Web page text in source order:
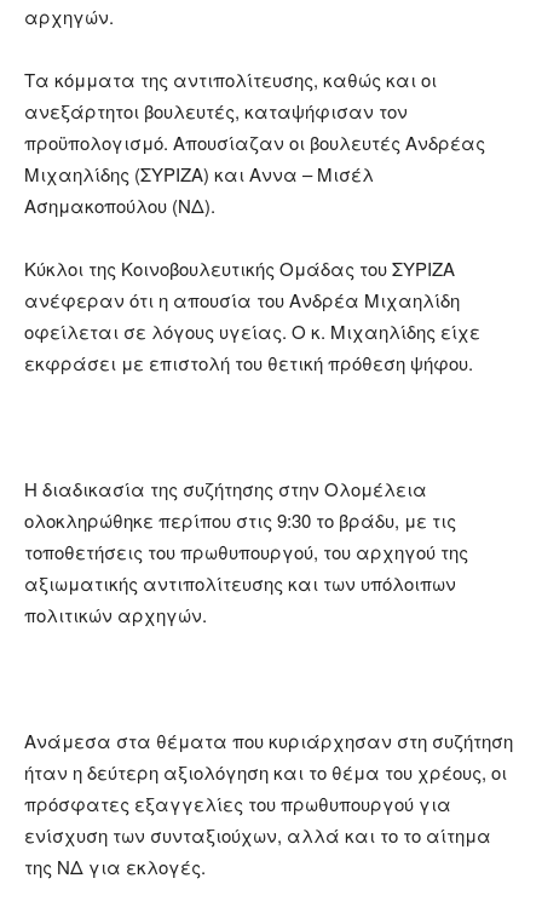
αρχηγών.
Τα κόμματα της αντιπολίτευσης, καθώς και οι
ανεξάρτητοι βουλευτές, καταψήφισαν τον
προϋπολογισμό. Απουσίαζαν οι βουλευτές Ανδρέας
Μιχαηλίδης (ΣΥΡΙΖΑ) και Αννα – Μισέλ
Ασημακοπούλου (ΝΔ).
Kύκλοι της Κοινοβουλευτικής Ομάδας του ΣΥΡΙΖΑ
ανέφεραν ότι η απουσία του Ανδρέα Μιχαηλίδη
οφείλεται σε λόγους υγείας. Ο κ. Μιχαηλίδης είχε
εκφράσει με επιστολή του θετική πρόθεση ψήφου.
H διαδικασία της συζήτησης στην Ολομέλεια
ολοκληρώθηκε περίπου στις 9:30 το βράδυ, με τις
τοποθετήσεις του πρωθυπουργού, του αρχηγού της
αξιωματικής αντιπολίτευσης και των υπόλοιπων
πολιτικών αρχηγών.
Ανάμεσα στα θέματα που κυριάρχησαν στη συζήτηση
ήταν η δεύτερη αξιολόγηση και το θέμα του χρέους, οι
πρόσφατες εξαγγελίες του πρωθυπουργού για
ενίσχυση των συνταξιούχων, αλλά και το το αίτημα
της ΝΔ για εκλογές.